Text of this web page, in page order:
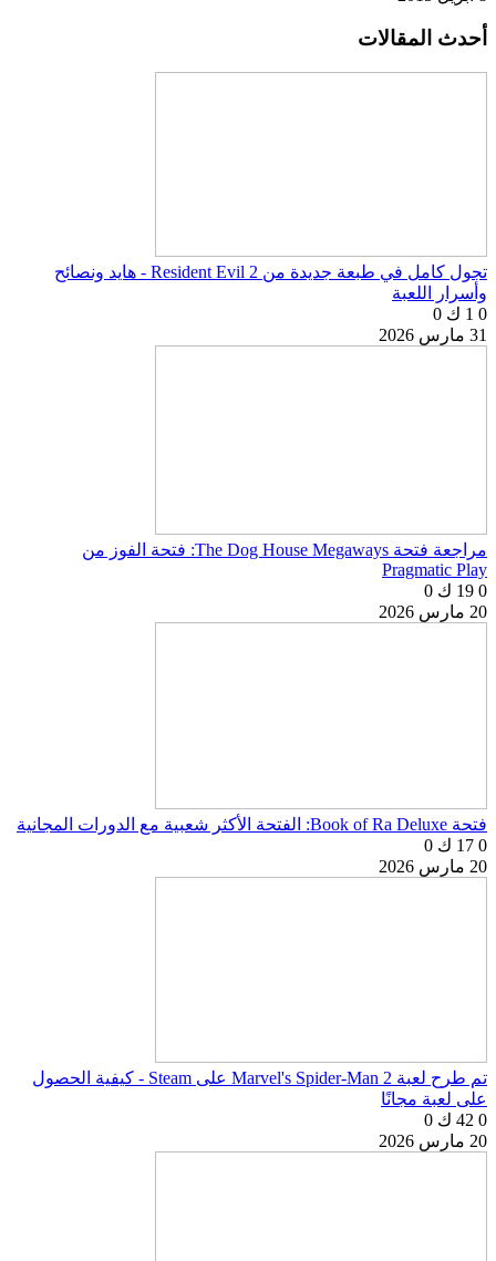
أحدث المقالات
تجول كامل في طبعة جديدة من Resident Evil 2 - هايد ونصائح
وأسرار اللعبة
0 1 ك
0
31 مارس 2026
مراجعة فتحة The Dog House Megaways: فتحة الفوز من
Pragmatic Play
0 19 ك
0
20 مارس 2026
فتحة Book of Ra Deluxe: الفتحة الأكثر شعبية مع الدورات المجانية
0 17 ك
0
20 مارس 2026
تم طرح لعبة Marvel's Spider-Man 2 على Steam - كيفية الحصول
على لعبة مجانًا
0 42 ك
0
20 مارس 2026